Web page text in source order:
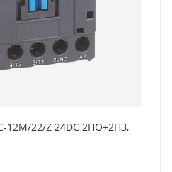
12M/22/Z 24DC 2НО+2НЗ,